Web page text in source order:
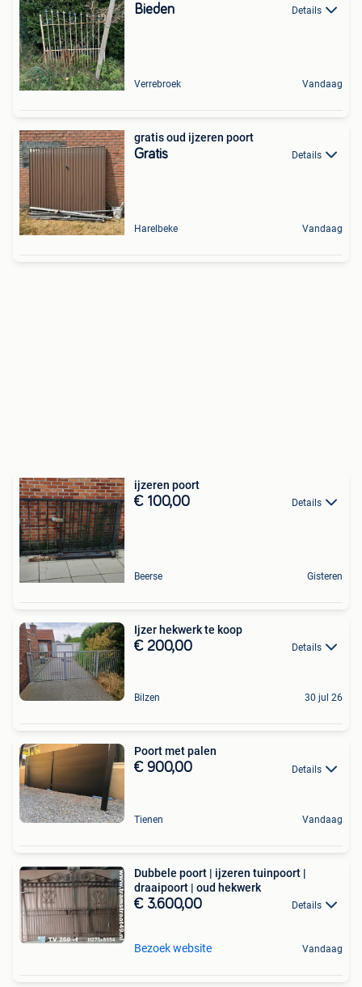
Bieden Details
Verrebroek Vandaag
gratis oud ijzeren poort
Gratis Details
Harelbeke Vandaag
ijzeren poort
€ 100,00 Details
Beerse Gisteren
Ijzer hekwerk te koop
€ 200,00 Details
Bilzen 30 jul 26
Poort met palen
€ 900,00 Details
Tienen Vandaag
Dubbele poort | ijzeren tuinpoort |
draaipoort | oud hekwerk
€ 3.600,00 Details
Bezoek website Vandaag